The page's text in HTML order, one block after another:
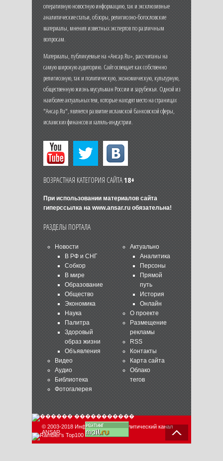
оперативную новостную информацию, так и эксклюзивные
аналитические статьи, обзоры, религиозно-богословские
материалы, мнения известных экспертов по различным
вопросам.
Материалы, публикуемые на «Ансар.Ru», рассчитаны на
самую широкую аудиторию. Сайт освещает как собственно
религиозную, так и политическую, экономическую, культурную,
общественную жизнь мусульман России и зарубежья. Одной из
наиболее актуальных тем, которые находят место на страницах
"Ансар.Ru", является развитие исламской банковской сферы,
исламских финансов и халяль-индустрии.
ВОЗРАСТНАЯ КАТЕГОРИЯ САЙТА18+
При использовании материалов сайта
гиперссылка на www.ansar.ruобязательна!
РАЗДЕЛЫ ПОРТАЛА
Новости
В РФ и СНГ
Собкор
В мире
Образование
Общество
Экономика
Наука
Палитра
Здоровый
образ жизни
Объявления
Видео
Аудио
Библиотека
Фотогалерея
Актуально
Аналитика
Персоны
Прямой
путь
История
Онлайн
О проекте
Размещение
рекламы
RSS
Контакты
Карта сайта
Облако
тегов
© 2003-2018 Информационно-аналитический канал
ANSAR